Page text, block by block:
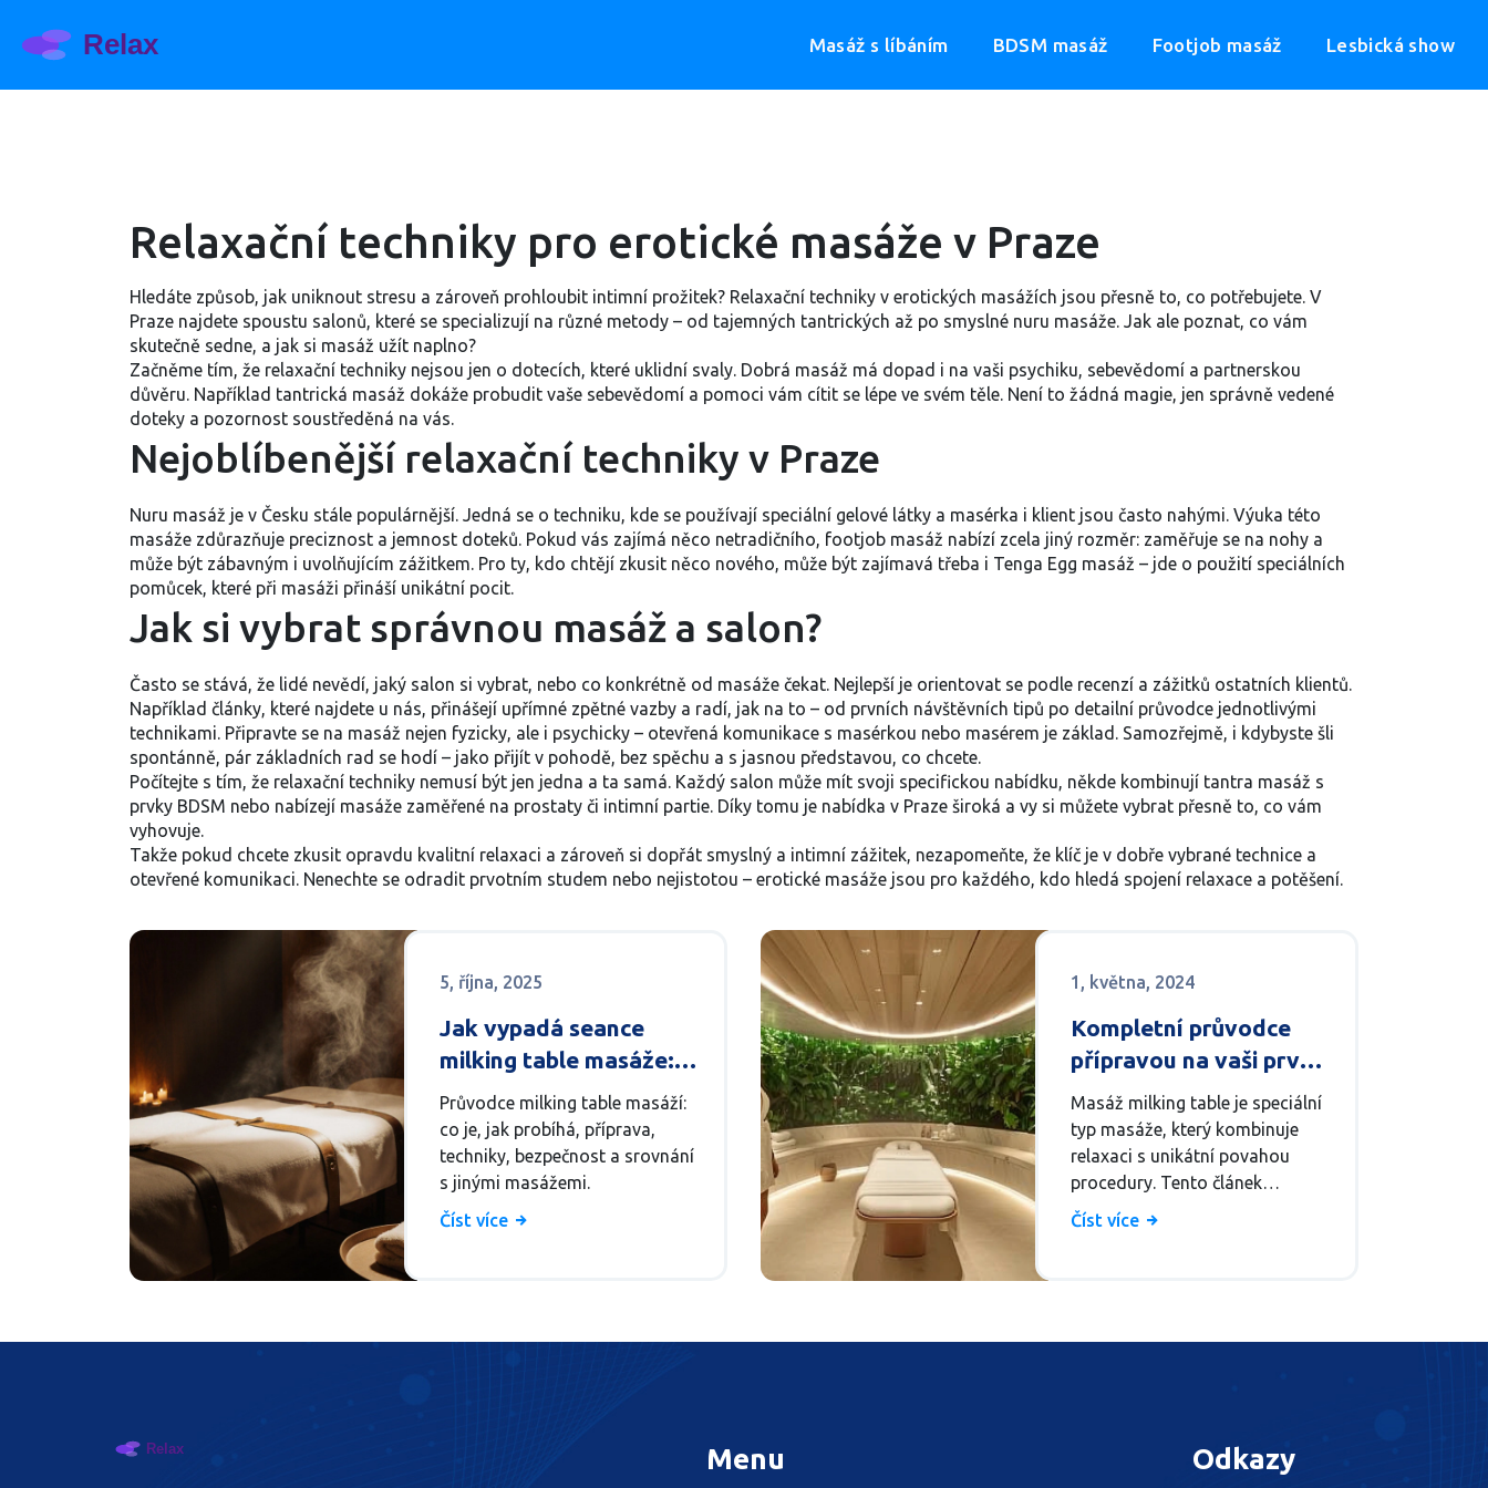
Masáž s líbáním BDSM masáž Footjob masáž Lesbická show
Relaxační techniky pro erotické masáže v Praze
Hledáte způsob, jak uniknout stresu a zároveň prohloubit intimní prožitek? Relaxační techniky v erotických masážích jsou přesně to, co potřebujete. V
Praze najdete spoustu salonů, které se specializují na různé metody – od tajemných tantrických až po smyslné nuru masáže. Jak ale poznat, co vám
skutečně sedne, a jak si masáž užít naplno?
Začněme tím, že relaxační techniky nejsou jen o dotecích, které uklidní svaly. Dobrá masáž má dopad i na vaši psychiku, sebevědomí a partnerskou
důvěru. Například tantrická masáž dokáže probudit vaše sebevědomí a pomoci vám cítit se lépe ve svém těle. Není to žádná magie, jen správně vedené
doteky a pozornost soustředěná na vás.
Nejoblíbenější relaxační techniky v Praze
Nuru masáž je v Česku stále populárnější. Jedná se o techniku, kde se používají speciální gelové látky a masérka i klient jsou často nahými. Výuka této
masáže zdůrazňuje preciznost a jemnost doteků. Pokud vás zajímá něco netradičního, footjob masáž nabízí zcela jiný rozměr: zaměřuje se na nohy a
může být zábavným i uvolňujícím zážitkem. Pro ty, kdo chtějí zkusit něco nového, může být zajímavá třeba i Tenga Egg masáž – jde o použití speciálních
pomůcek, které při masáži přináší unikátní pocit.
Jak si vybrat správnou masáž a salon?
Často se stává, že lidé nevědí, jaký salon si vybrat, nebo co konkrétně od masáže čekat. Nejlepší je orientovat se podle recenzí a zážitků ostatních klientů.
Například články, které najdete u nás, přinášejí upřímné zpětné vazby a radí, jak na to – od prvních návštěvních tipů po detailní průvodce jednotlivými
technikami. Připravte se na masáž nejen fyzicky, ale i psychicky – otevřená komunikace s masérkou nebo masérem je základ. Samozřejmě, i kdybyste šli
spontánně, pár základních rad se hodí – jako přijít v pohodě, bez spěchu a s jasnou představou, co chcete.
Počítejte s tím, že relaxační techniky nemusí být jen jedna a ta samá. Každý salon může mít svoji specifickou nabídku, někde kombinují tantra masáž s
prvky BDSM nebo nabízejí masáže zaměřené na prostaty či intimní partie. Díky tomu je nabídka v Praze široká a vy si můžete vybrat přesně to, co vám
vyhovuje.
Takže pokud chcete zkusit opravdu kvalitní relaxaci a zároveň si dopřát smyslný a intimní zážitek, nezapomeňte, že klíč je v dobře vybrané technice a
otevřené komunikaci. Nenechte se odradit prvotním studem nebo nejistotou – erotické masáže jsou pro každého, kdo hledá spojení relaxace a potěšení.
5, října, 2025
Jak vypadá seance
milking table masáže:
kompletní průvodce
Průvodce milking table masáží:
co je, jak probíhá, příprava,
techniky, bezpečnost a srovnání
s jinými masážemi.
Číst více
1, května, 2024
Kompletní průvodce
přípravou na vaši první
masáž milking table
Masáž milking table je speciální
typ masáže, který kombinuje
relaxaci s unikátní povahou
procedury. Tento článek
poskytne kompletní průvodce o
přináší. Naučíte se, jakým
Číst více
Menu Odkazy